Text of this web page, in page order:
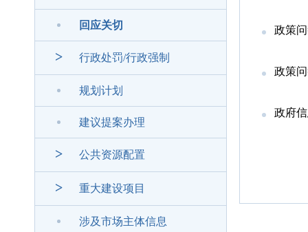
回应关切
> 行政处罚/行政强制
规划计划
建议提案办理
> 公共资源配置
> 重大建设项目
涉及市场主体信息
政策
政策
政府